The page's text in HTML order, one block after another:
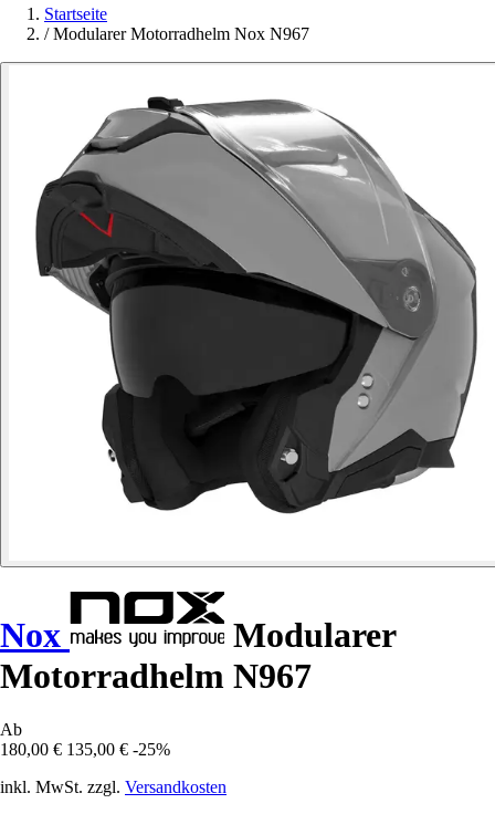
Startseite
/ Modularer Motorradhelm Nox N967
Nox
Modularer
Motorradhelm N967
Ab
180,00 € 135,00 € -25%
inkl. MwSt. zzgl. Versandkosten